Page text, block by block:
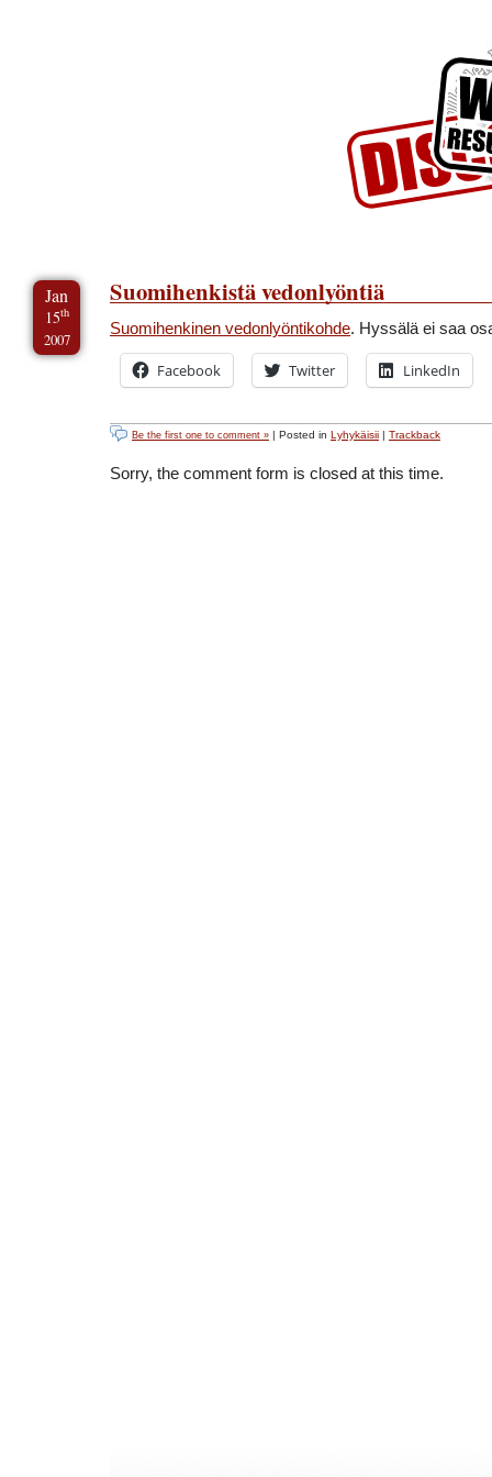
Jan
15th
2007
Suomihenkistä vedonlyöntiä
Suomihenkinen vedonlyöntikohde. Hyssälä ei saa
Facebook Twitter LinkedIn
Be the first one to comment » | Posted in Lyhykäisii | Trackback
Sorry, the comment form is closed at this time.